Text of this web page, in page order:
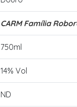
CARM Família
750ml
14% Vol
ND